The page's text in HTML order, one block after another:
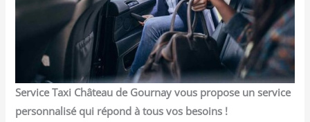
Service Taxi Château de Gournay vous propose un service
personnalisé qui répond à tous vos besoins !